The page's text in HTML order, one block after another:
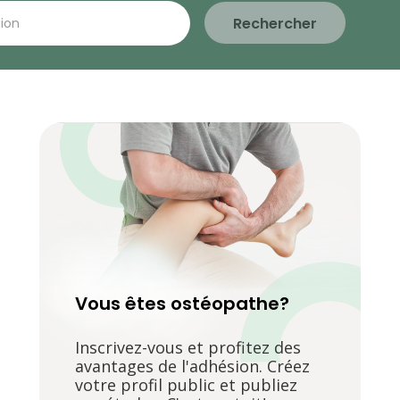
Rechercher
Vous êtes ostéopathe?
Inscrivez-vous et profitez des
avantages de l'adhésion. Créez
votre profil public et publiez